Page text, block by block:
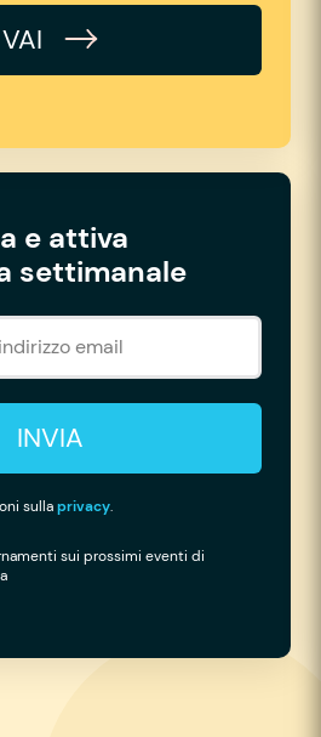
VAI
e attiva
settimanale
INVIA
sullaprivacy.
sui prossimi eventi di